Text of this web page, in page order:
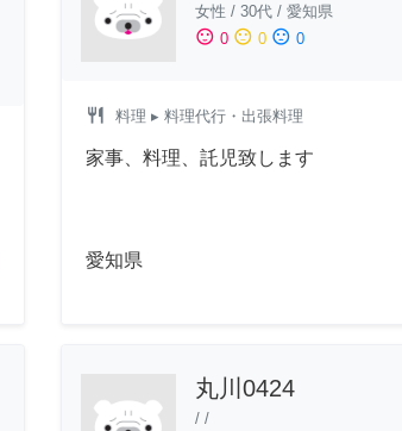
女性 / 30代/ 愛知県
sentiment_satisfied 0 sentiment_neutral 0 sentiment_dissatisfied 0
restaurant 料理 ▸ 料理代行・出張料理
家事、料理、託児致します
愛知県
丸川0424
/ /